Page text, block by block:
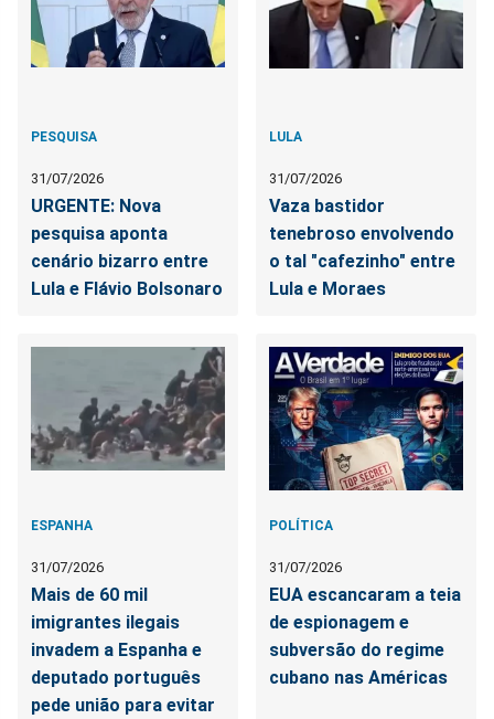
PESQUISA
31/07/2026
URGENTE: Nova
pesquisa aponta
cenário bizarro entre
Lula e Flávio Bolsonaro
LULA
31/07/2026
Vaza bastidor
tenebroso envolvendo
o tal "cafezinho" entre
Lula e Moraes
ESPANHA
31/07/2026
Mais de 60 mil
imigrantes ilegais
invadem a Espanha e
deputado português
pede união para evitar
POLÍTICA
31/07/2026
EUA escancaram a teia
de espionagem e
subversão do regime
cubano nas Américas